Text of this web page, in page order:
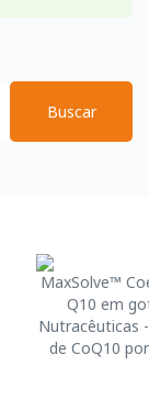
Buscar
MaxSolve™
Q10 em
Nutracêuticas
de CoQ10